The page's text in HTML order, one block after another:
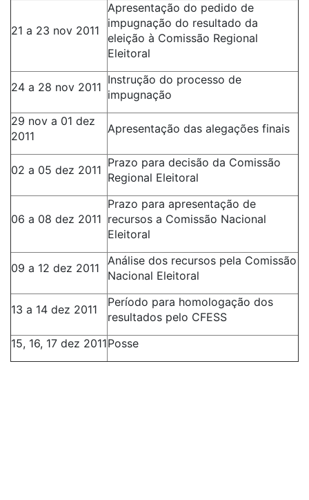
21 a 23 nov 2011
Apresentação do pedido de
impugnação do resultado da
eleição à Comissão Regional
Eleitoral
24 a 28 nov 2011
Instrução do processo de
impugnação
29 nov a 01 dez
2011
Apresentação das alegações finais
02 a 05 dez 2011
Prazo para decisão da Comissão
Regional Eleitoral
06 a 08 dez 2011
Prazo para apresentação de
recursos a Comissão Nacional
Eleitoral
09 a 12 dez 2011
Análise dos recursos pela Comissão
Nacional Eleitoral
13 a 14 dez 2011
Período para homologação dos
resultados pelo CFESS
15, 16, 17 dez 2011Posse